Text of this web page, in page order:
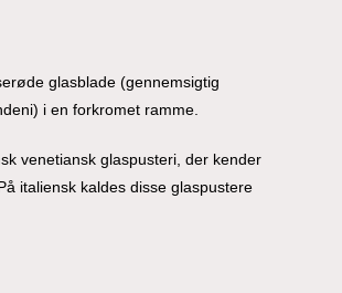
glasblade (gennemsigtig
i en forkromet ramme.
venetiansk glaspusteri, der kender
italiensk kaldes disse glaspustere